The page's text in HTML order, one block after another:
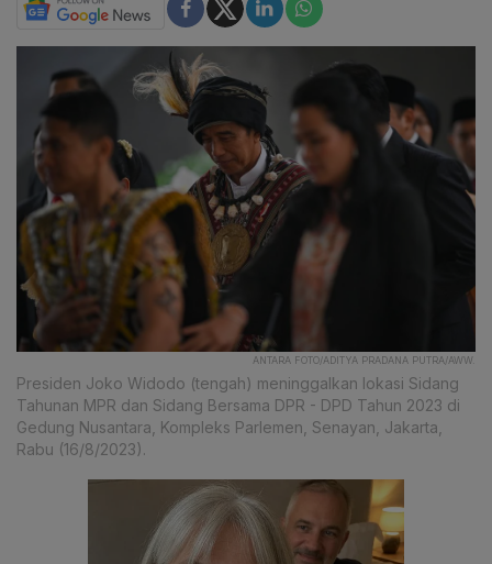
ANTARA FOTO/ADITYA PRADANA PUTRA/AWW.
Presiden Joko Widodo (tengah) meninggalkan lokasi Sidang
Tahunan MPR dan Sidang Bersama DPR - DPD Tahun 2023 di
Gedung Nusantara, Kompleks Parlemen, Senayan, Jakarta,
Rabu (16/8/2023).